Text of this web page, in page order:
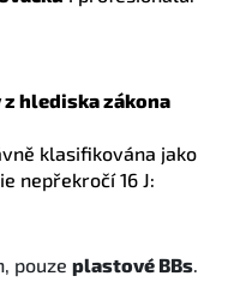
hlediska zákona
klasifikována jako
nepřekročí 16 J:
pouze plastové BBs